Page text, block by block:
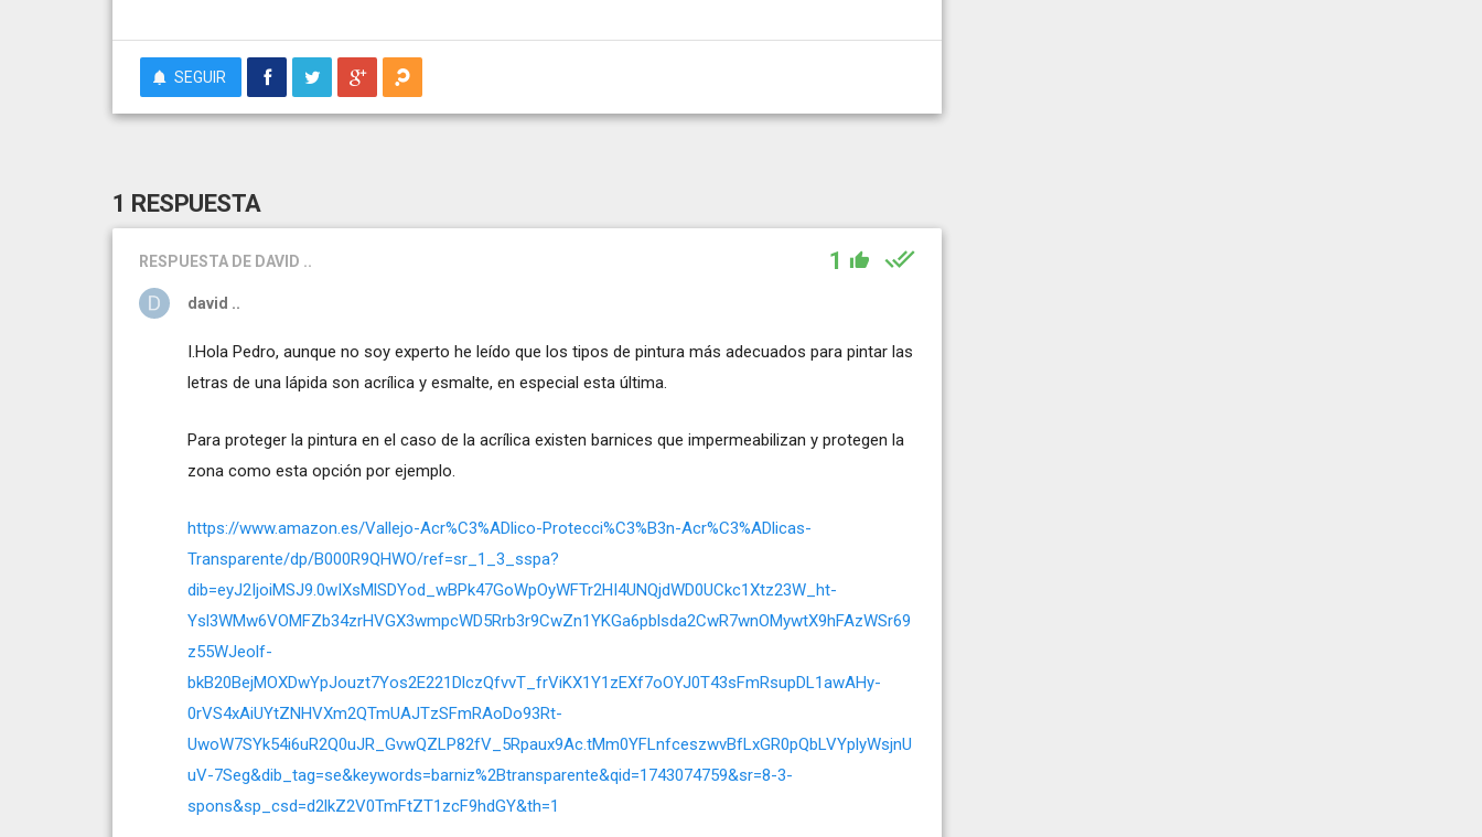
SEGUIR
1 RESPUESTA
RESPUESTA DE DAVID .. 1
david ..
I.Hola Pedro, aunque no soy experto he leído que los tipos de pintura más adecuados para pintar las
letras de una lápida son acrílica y esmalte, en especial esta última.
Para proteger la pintura en el caso de la acrílica existen barnices que impermeabilizan y protegen la
zona como esta opción por ejemplo.
https://www.amazon.es/Vallejo-Acr%C3%ADlico-Protecci%C3%B3n-Acr%C3%ADlicas-
Transparente/dp/B000R9QHWO/ref=sr_1_3_sspa?
dib=eyJ2IjoiMSJ9.0wIXsMlSDYod_wBPk47GoWpOyWFTr2HI4UNQjdWD0UCkc1Xtz23W_ht-
Ysl3WMw6VOMFZb34zrHVGX3wmpcWD5Rrb3r9CwZn1YKGa6pblsda2CwR7wnOMywtX9hFAzWSr69
z55WJeolf-
bkB20BejMOXDwYpJouzt7Yos2E221DlczQfvvT_frViKX1Y1zEXf7oOYJ0T43sFmRsupDL1awAHy-
0rVS4xAiUYtZNHVXm2QTmUAJTzSFmRAoDo93Rt-
UwoW7SYk54i6uR2Q0uJR_GvwQZLP82fV_5Rpaux9Ac.tMm0YFLnfceszwvBfLxGR0pQbLVYplyWsjnU
uV-7Seg&dib_tag=se&keywords=barniz%2Btransparente&qid=1743074759&sr=8-3-
spons&sp_csd=d2lkZ2V0TmFtZT1zcF9hdGY&th=1